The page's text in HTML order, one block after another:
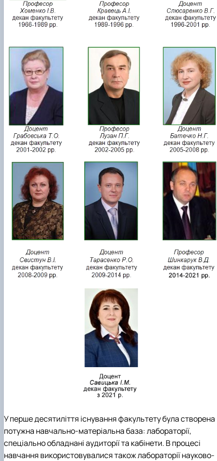
У перше десятиліття існування факультету була створена
потужна навчально-матеріальна база: лабораторії,
спеціально обладнані аудиторії та кабінети. В процесі
навчання використовувалися також лабораторії науково-